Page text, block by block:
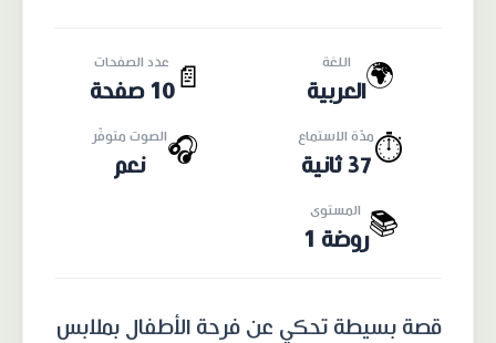
🌍 اللغة
العربية 📄
عدد الصفحات
10 صفحة
⏱️مدّة الاستماع
37 ثانية
🎧الصوت متوفّر
نعم
📚 المستوى
روضة 1
قصة بسيطة تحكي عن فرحة الأطفال بملابس